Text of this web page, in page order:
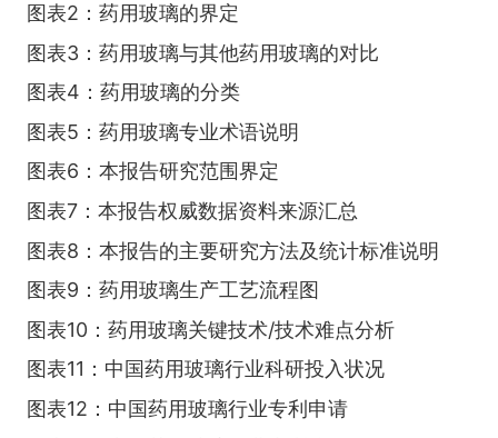
图表2：药用玻璃的界定
图表3：药用玻璃与其他药用玻璃的对比
图表4：药用玻璃的分类
图表5：药用玻璃专业术语说明
图表6：本报告研究范围界定
图表7：本报告权威数据资料来源汇总
图表8：本报告的主要研究方法及统计标准说明
图表9：药用玻璃生产工艺流程图
图表10：药用玻璃关键技术/技术难点分析
图表11：中国药用玻璃行业科研投入状况
图表12：中国药用玻璃行业专利申请